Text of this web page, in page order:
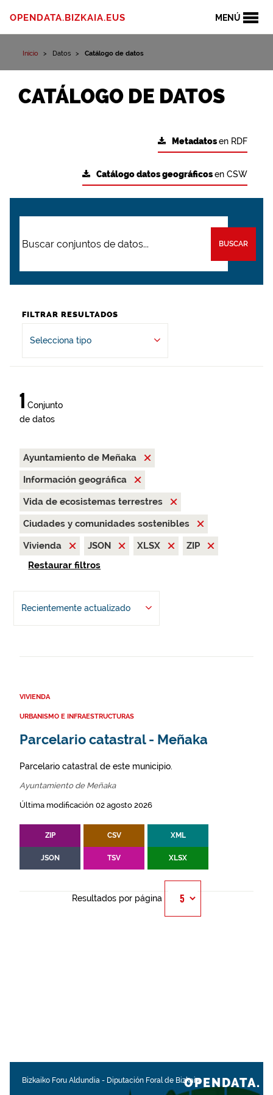
MENÚ
OPENDATA.BIZKAIA.EUS
Inicio Datos Catálogo de datos
CATÁLOGO DE DATOS
Metadatosen RDF
Catálogo datos geográficosen CSW
BUSCAR
FILTRAR RESULTADOS
Selecciona tipo
1 Conjunto
de datos
Ayuntamiento de Meñaka
Información geográfica
Vida de ecosistemas terrestres
Ciudades y comunidades sostenibles
Vivienda
JSON XLSX
ZIP
Restaurar filtros
Recientemente actualizado
VIVIENDA
URBANISMO E INFRAESTRUCTURAS
Parcelario catastral - Meñaka
Parcelario catastral de este municipio.
Ayuntamiento de Meñaka
Última modificación 02 agosto 2026
ZIP CSV XML
JSON TSV XLSX
Resultados por página
Bizkaiko Foru Aldundia - Diputación Foral de BizkaiaOPENDATA.